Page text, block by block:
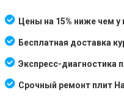
Цены на 15% ниже чем у
Бесплатная доставка
Экспресс-диагностика
Срочный ремонт плит